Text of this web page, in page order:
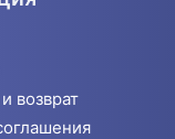
возврат